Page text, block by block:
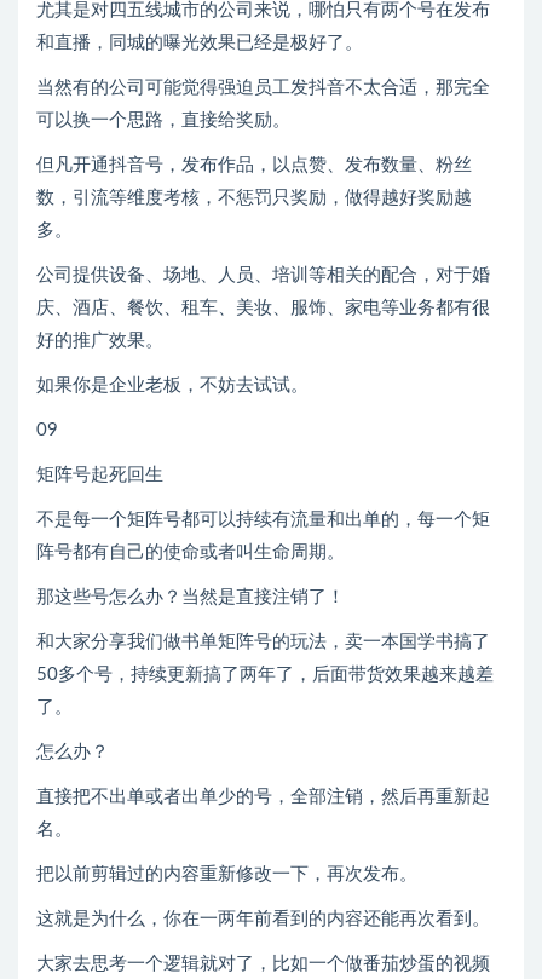
尤其是对四五线城市的公司来说，哪怕只有两个号在发布
和直播，同城的曝光效果已经是极好了。
当然有的公司可能觉得强迫员工发抖音不太合适，那完全
可以换一个思路，直接给奖励。
但凡开通抖音号，发布作品，以点赞、发布数量、粉丝
数，引流等维度考核，不惩罚只奖励，做得越好奖励越
多。
公司提供设备、场地、人员、培训等相关的配合，对于婚
庆、酒店、餐饮、租车、美妆、服饰、家电等业务都有很
好的推广效果。
如果你是企业老板，不妨去试试。
09
矩阵号起死回生
不是每一个矩阵号都可以持续有流量和出单的，每一个矩
阵号都有自己的使命或者叫生命周期。
那这些号怎么办？当然是直接注销了！
和大家分享我们做书单矩阵号的玩法，卖一本国学书搞了
50多个号，持续更新搞了两年了，后面带货效果越来越差
了。
怎么办？
直接把不出单或者出单少的号，全部注销，然后再重新起
名。
把以前剪辑过的内容重新修改一下，再次发布。
这就是为什么，你在一两年前看到的内容还能再次看到。
大家去思考一个逻辑就对了，比如一个做番茄炒蛋的视频